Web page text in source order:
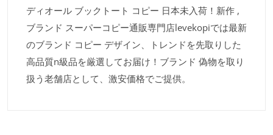
ディオール ブックトート コピー 日本未入荷！新作 ,
ブランド スーパーコピー通販専門店levekopiでは最新
のブランド コピー デザイン、トレンドを先取りした
高品質n級品を厳選してお届け！ブランド 偽物を取り
扱う老舗店として、激安価格でご提供。